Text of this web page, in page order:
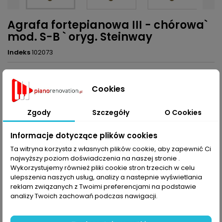
Agrafa fortepianowa III - chórowa`
mod. S-B ` oryg. Steinway
Indeks102073
20,00 zł
Ilość
Udostępnij
OPIS SZCZEGÓŁY PRODUKTU
Agrafa fortepianowa III - chórowa, mod. S-B , oryg. Steinway
Cookies
Zgody Szczegóły O Cookies
Informacje dotyczące plików cookies
Ta witryna korzysta z własnych plików cookie, aby zapewnić Ci
najwyższy poziom doświadczenia na naszej stronie .
Wykorzystujemy również pliki cookie stron trzecich w celu
ulepszenia naszych usług, analizy a nastepnie wyświetlania
reklam związanych z Twoimi preferencjami na podstawie
analizy Twoich zachowań podczas nawigacji.